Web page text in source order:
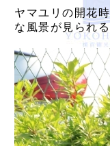
ヤマユリの開花
な風景が見られ